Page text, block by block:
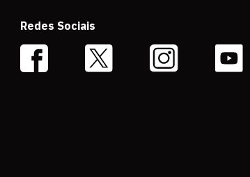
Redes Sociais